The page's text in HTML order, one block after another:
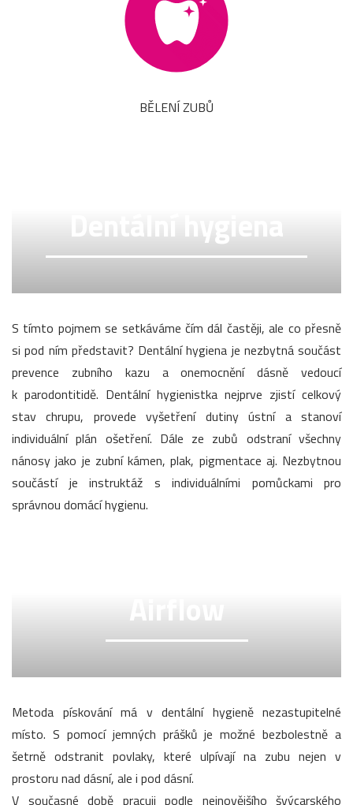
BĚLENÍ ZUBŮ
S tímto pojmem se setkáváme čím dál častěji, ale co přesně
si pod ním představit? Dentální hygiena je nezbytná součást
prevence zubního kazu a onemocnění dásně vedoucí
k parodontitidě. Dentální hygienistka nejprve zjistí celkový
stav chrupu, provede vyšetření dutiny ústní a stanoví
individuální plán ošetření. Dále ze zubů odstraní všechny
nánosy jako je zubní kámen, plak, pigmentace aj. Nezbytnou
součástí je instruktáž s individuálními pomůckami pro
správnou domácí hygienu.
Dentální hygiena
Airflow
Metoda pískování má v dentální hygieně nezastupitelné
místo. S pomocí jemných prášků je možné bezbolestně a
šetrně odstranit povlaky, které ulpívají na zubu nejen v
prostoru nad dásní, ale i pod dásní.
V současné době pracuji podle nejnovějšího švýcarského